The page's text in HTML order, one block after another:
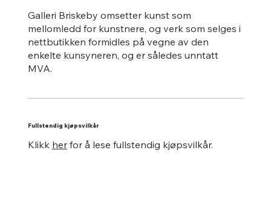
Galleri Briskeby omsetter kunst som
mellomledd for kunstnere, og verk som selges i
nettbutikken formidles på vegne av den
enkelte kunsyneren, og er således unntatt
MVA.
Fullstendig kjøpsvilkår
Klikk herfor å lese fullstendig kjøpsvilkår.